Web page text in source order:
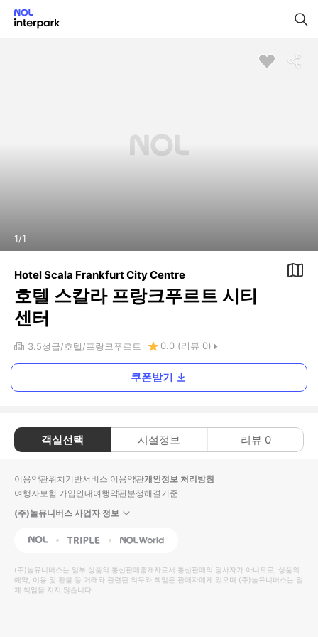
1/1
Hotel Scala Frankfurt City Centre
호텔 스칼라 프랑크푸르트 시티
센터
3.5성급 호텔 프랑크푸르트 0.0 (리뷰 0)
쿠폰받기
객실선택 시설정보 리뷰 0
이용약관위치기반서비스 이용약관개인정보 처리방침
여행자보험 가입안내여행약관분쟁해결기준
(주)놀유니버스 사업자 정보
NOL Triple Interpark Global
(주)놀유니버스는 일부 상품의 통신판매중개자로서 통신판매의 당사자가 아니므로, 상품의
예약, 이용 및 환불 등 거래와 관련된 의무와 책임은 판매자에게 있으며 (주)놀유니버스는 일
체 책임을 지지 않습니다.